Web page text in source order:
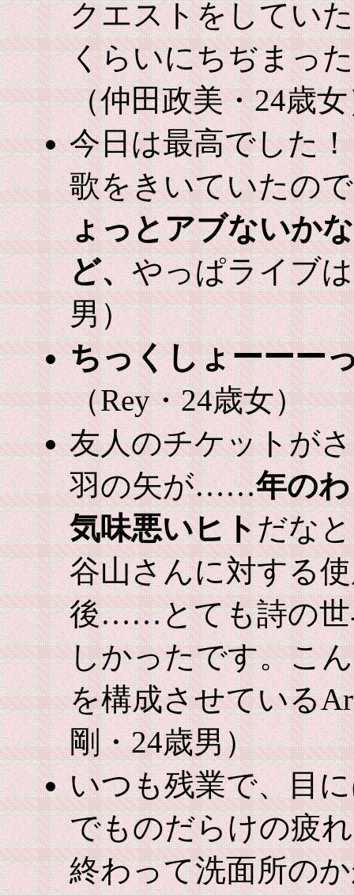
クエストをしてい
くらいにちぢまっ
（仲田政美・24歳
今日は最高でした
歌をきいていたの
ょっとアブないか
ど、やっぱライブ
男）
ちっくしょーーー
（Rey・24歳女）
友人のチケットが
羽の矢が……年の
気味悪いヒトだな
谷山さんに対する
後……とても詩の世
しかったです。こ
を構成させている
剛・24歳男）
いつも残業で、目
でものだらけの疲
終わって洗面所の